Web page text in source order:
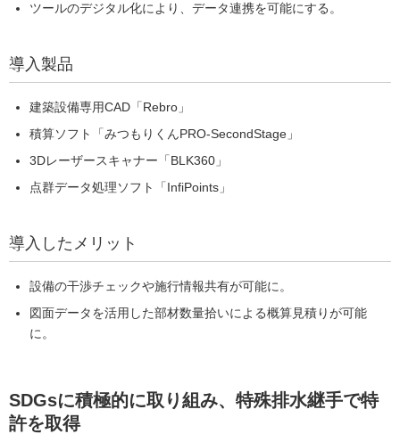
ツールのデジタル化により、データ連携を可能にする。
導入製品
建築設備専用CAD「Rebro」
積算ソフト「みつもりくんPRO-SecondStage」
3Dレーザースキャナー「BLK360」
点群データ処理ソフト「InfiPoints」
導入したメリット
設備の干渉チェックや施行情報共有が可能に。
図面データを活用した部材数量拾いによる概算見積りが可能
に。
SDGsに積極的に取り組み、特殊排水継手で特
許を取得